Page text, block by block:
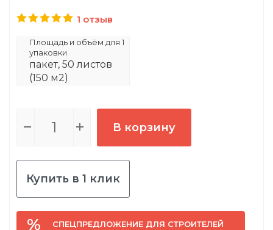
1 отзыв
Площадь и объём для 1
упаковки
пакет, 50 листов
(150 м2)
В корзину
Купить в 1 клик
СПЕЦПРЕДЛОЖЕНИЕ ДЛЯ СТРОИТЕЛЕЙ